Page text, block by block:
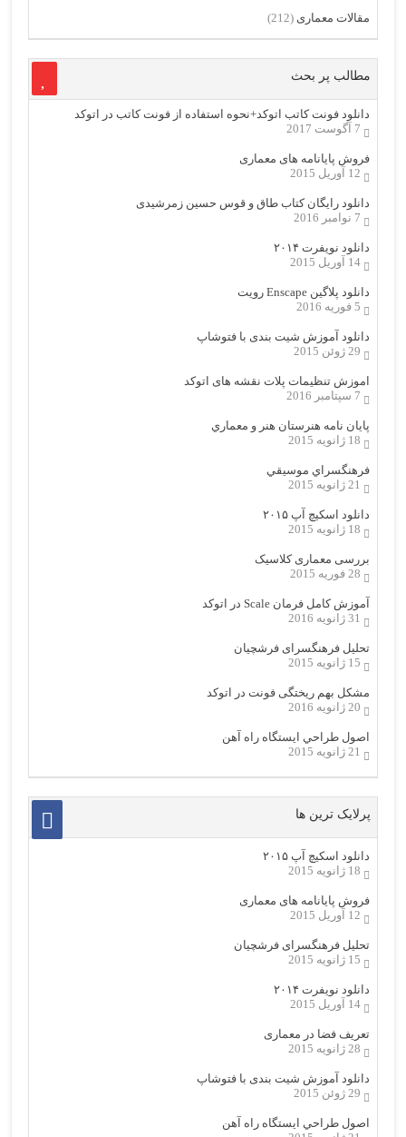
مقالات معماری (212)
مطالب پر بحث
دانلود فونت کاتب اتوکد+نحوه استفاده از فونت کاتب در اتوکد
7 آگوست 2017
فروش پایانامه های معماری
12 آوریل 2015
دانلود رایگان کتاب طاق و قوس حسین زمرشیدی
7 نوامبر 2016
دانلود نویفرت ۲۰۱۴
14 آوریل 2015
دانلود پلاگین Enscape رویت
5 فوریه 2016
دانلود آموزش شیت بندی با فتوشاپ
29 ژوئن 2015
اموزش تنظیمات پلات نقشه های اتوکد
7 سپتامبر 2016
پایان نامه هنرستان هنر و معماري
18 ژانویه 2015
فرهنگسراي موسيقي
21 ژانویه 2015
دانلود اسکیچ آپ ۲۰۱۵
18 ژانویه 2015
بررسی معماری کلاسیک
28 فوریه 2015
آموزش کامل فرمان Scale در اتوکد
31 ژانویه 2016
تحلیل فرهنگسرای فرشچیان
15 ژانویه 2015
مشکل بهم ریختگی فونت در اتوکد
20 ژانویه 2016
اصول طراحي ایستگاه راه آهن
21 ژانویه 2015
پرلایک ترین ها
دانلود اسکیچ آپ ۲۰۱۵
18 ژانویه 2015
فروش پایانامه های معماری
12 آوریل 2015
تحلیل فرهنگسرای فرشچیان
15 ژانویه 2015
دانلود نویفرت ۲۰۱۴
14 آوریل 2015
تعریف فضا در معماری
28 ژانویه 2015
دانلود آموزش شیت بندی با فتوشاپ
29 ژوئن 2015
اصول طراحي ایستگاه راه آهن